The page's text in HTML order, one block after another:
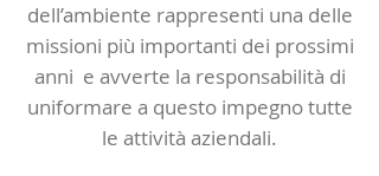
dell’ambiente rappresenti una delle
missioni più importanti dei prossimi
anni e avverte la responsabilità di
uniformare a questo impegno tutte
le attività aziendali.​